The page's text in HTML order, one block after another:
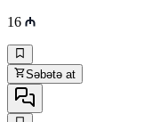
16
Səbətə at